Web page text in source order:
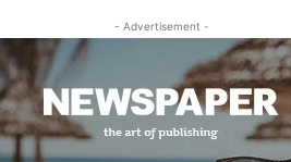
- Advertisement -